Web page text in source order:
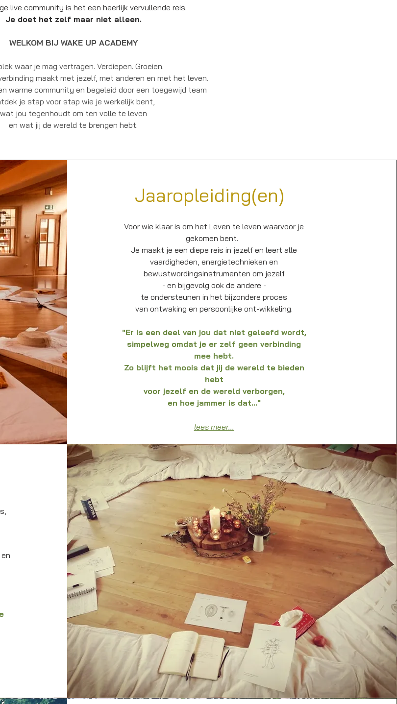
live community is het een heerlijk vervullende reis.
Je doet het zelf maar niet alleen.
WELKOM BIJ WAKE UP ACADEMY
waar je mag vertragen. Verdiepen. Groeien.
maakt met jezelf, met anderen en met het leven.
warme community en begeleid door een toegewijd team
je stap voor stap wie je werkelijk bent,
wat jou tegenhoudt om ten volle te leven
en wat jij de wereld te brengen hebt.
Jaaropleiding(en)
Voor wie klaar is om het Leven te leven waarvoor je
gekomen bent.
Je maakt je een diepe reis in jezelf en leert alle
vaardigheden, energietechnieken en
bewustwordingsinstrumenten om jezelf
- en bijgevolg ook de andere -
te ondersteunen in het bijzondere proces
van ontwaking en persoonlijke ont-wikkeling.
"Er is een deel van jou dat niet geleefd wordt,
simpelweg omdat je er zelf geen verbinding
mee hebt.
Zo blijft het moois dat jij de wereld te bieden
hebt
voor jezelf en de wereld verborgen,
en hoe jammer is dat..."
lees meer...